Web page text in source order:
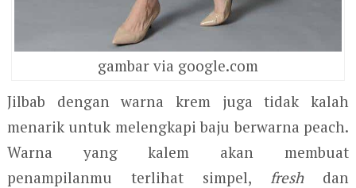
gambar via google.com
Jilbab dengan warna krem juga tidak kalah
menarik untuk melengkapi baju berwarna peach.
Warna yang kalem akan membuat
penampilanmu terlihat simpel, freshdan